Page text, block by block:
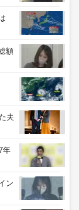
は
額
夫
年
ン